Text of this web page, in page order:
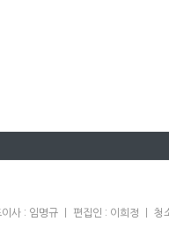
: 임명규 ㅣ 편집인 : 이희정 ㅣ 청